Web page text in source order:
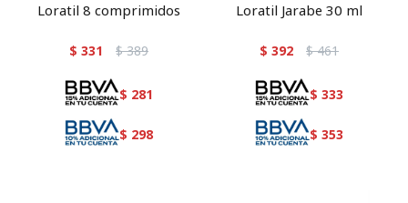
Loratil 8 comprimidos
$ 331 $ 389
$ 281
$ 298
Loratil Jarabe 30 ml
$ 392 $ 461
$ 333
$ 353